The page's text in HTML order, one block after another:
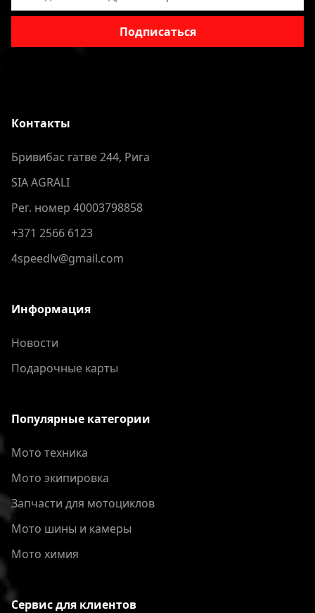
Подписаться
Контакты
Бривибас гатве 244, Рига
SIA AGRALI
Рег. номер 40003798858
+371 2566 6123
4speedlv@gmail.com
Информация
Новости
Подарочные карты
Популярные категории
Мото техника
Мото экипировка
Запчасти для мотоциклов
Мото шины и камеры
Мото химия
Сервис для клиентов